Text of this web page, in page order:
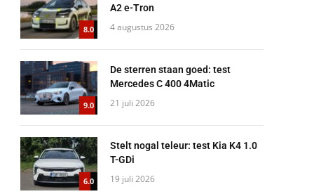
8.0
A2 e-Tron
4 augustus 2026
9.0
De sterren staan goed: test
Mercedes C 400 4Matic
21 juli 2026
6.0
Stelt nogal teleur: test Kia K4 1.0
T-GDi
19 juli 2026